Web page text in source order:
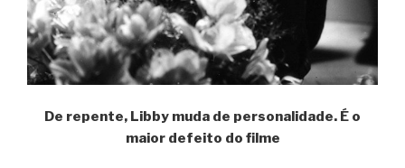
De repente, Libby muda de personalidade. É o
maior defeito do filme